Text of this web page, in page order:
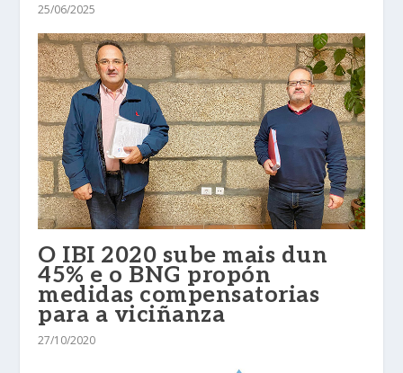
25/06/2025
O IBI 2020 sube mais dun
45% e o BNG propón
medidas compensatorias
para a viciñanza
27/10/2020